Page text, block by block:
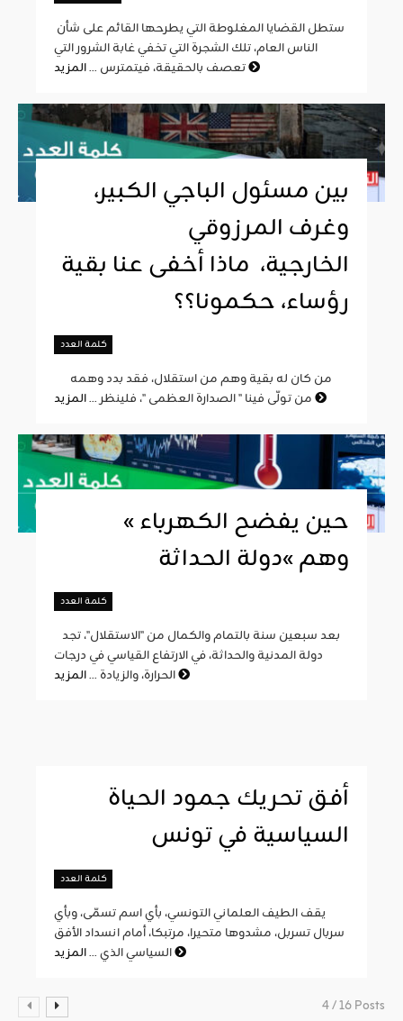
الناس العام، تلك الشجرة التي تخفي غابة الشرور التي
تعصف بالحقيقة، فيتمترس ...
بين مسئول الباجي الكبير،
وغرف المرزوقي
الخارجية، ماذا أخفى عنا بقية
رؤساء، حكمونا؟؟
كلمة العدد
من تولّى فينا " الصدارة العظمى "، فلينظر ...
« حين يفضح الكهرباء
وهم »دولة الحداثة
كلمة العدد
دولة المدنية والحداثة، في الارتفاع القياسي في درجات
الحرارة، والزيادة ...
أفق تحريك جمود الحياة
السياسية في تونس
كلمة العدد
يقف الطيف العلماني التونسي، بأي اسم تسمّى، وبأي
سربال تسربل، مشدوها متحيرا، مرتبكا، أمام انسداد الأفق
السياسي الذي ...
4 / 16 Posts